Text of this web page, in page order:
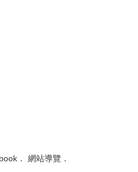
． 網站導覽 ．